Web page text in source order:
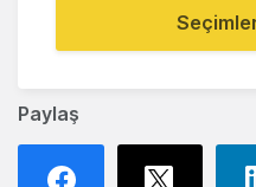
Paylaş